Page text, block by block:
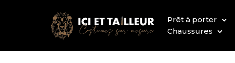
Prêt à porter
Chaussures